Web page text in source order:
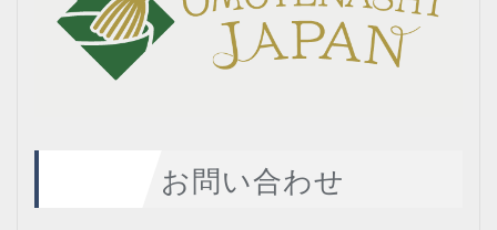
お問い合わせ